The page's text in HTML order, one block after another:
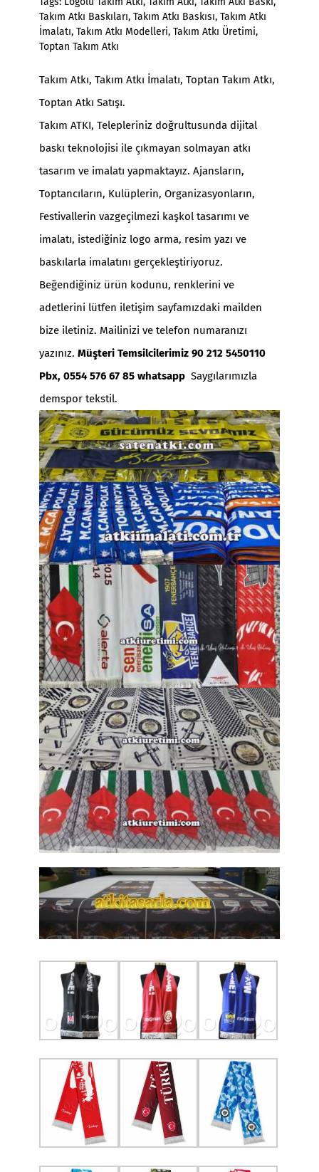
Takım Atkı Baskıları, Takım Atkı Baskısı, Takım Atkı
İmalatı, Takım Atkı Modelleri, Takım Atkı Üretimi,
Toptan Takım Atkı
Takım Atkı, Takım Atkı İmalatı, Toptan Takım Atkı,
Toptan Atkı Satışı.
Takım ATKI, Telepleriniz doğrultusunda dijital
baskı teknolojisi ile çıkmayan solmayan atkı
tasarım ve imalatı yapmaktayız. Ajansların,
Toptancıların, Kulüplerin, Organizasyonların,
Festivallerin vazgeçilmezi kaşkol tasarımı ve
imalatı, istediğiniz logo arma, resim yazı ve
baskılarla imalatını gerçekleştiriyoruz.
Beğendiğiniz ürün kodunu, renklerini ve
adetlerini lütfen iletişim sayfamızdaki mailden
bize iletiniz. Mailinizi ve telefon numaranızı
yazınız. Müşteri Temsilcilerimiz 90 212 5450110
Pbx, 0554 576 67 85 whatsapp Saygılarımızla
demspor tekstil.